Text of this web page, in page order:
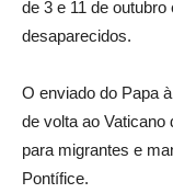
de 3 e 11 de
desaparecidos.
O enviado do Papa
de volta ao Vaticano
para migrantes e
Pontífice.